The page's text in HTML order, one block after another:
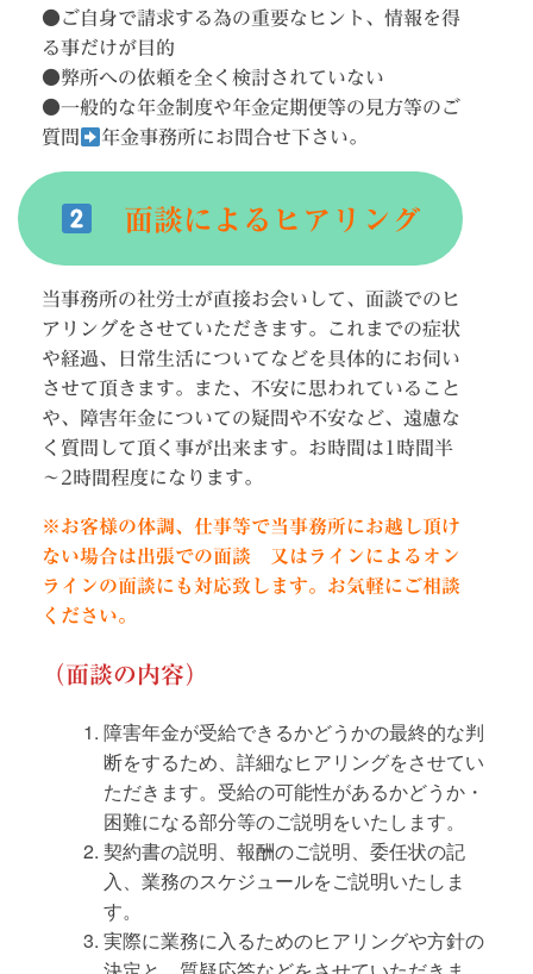
●ご自身で請求する為の重要なヒント、情報を得
る事だけが目的
●弊所への依頼を全く検討されていない
●一般的な年金制度や年金定期便等の見方等のご
質問
年金事務所にお問合せ下さい。
面談によるヒアリング
当事務所の社労士が直接お会いして、面談でのヒ
アリングをさせていただきます。これまでの症状
や経過、日常生活についてなどを具体的にお伺い
させて頂きます。また、不安に思われていること
や、障害年金についての疑問や不安など、遠慮な
く質問して頂く事が出来ます。お時間は1時間半
～2時間程度になります。
※お客様の体調、仕事等で当事務所にお越し頂け
ない場合は出張での面談 又はラインによるオン
ラインの面談にも対応致します。お気軽にご相談
ください。
（ 面談の内容 ）
障害年金が受給できるかどうかの最終的な判
断をするため、詳細なヒアリングをさせてい
ただきます。受給の可能性があるかどうか・
困難になる部分等のご説明をいたします。
契約書の説明、報酬のご説明、委任状の記
入、業務のスケジュールをご説明いたしま
す。
実際に業務に入るためのヒアリングや方針の